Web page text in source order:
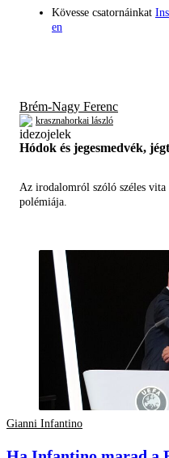
Kövesse csatornáinkat
en
Brém-Nagy Ferenc
krasznahorkai lászló
Hódok és jegesmedvék,
Az irodalomról szóló széles
polémiája.
Gianni Infantino